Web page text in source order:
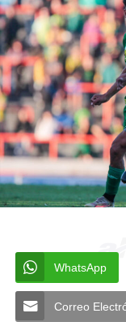
WhatsApp
Correo